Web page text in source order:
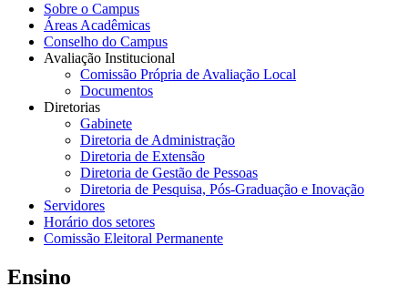
Sobre o Campus
Áreas Acadêmicas
Conselho do Campus
Avaliação Institucional
Comissão Própria de Avaliação Local
Documentos
Diretorias
Gabinete
Diretoria de Administração
Diretoria de Extensão
Diretoria de Gestão de Pessoas
Diretoria de Pesquisa, Pós-Graduação e Inovação
Servidores
Horário dos setores
Comissão Eleitoral Permanente
Ensino